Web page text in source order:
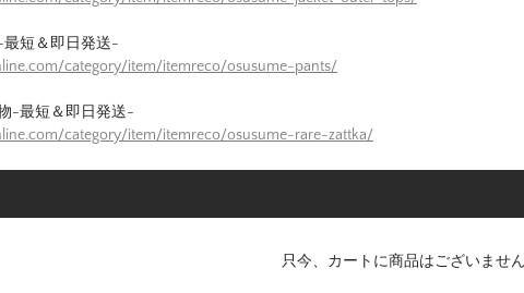
短＆即日発送-
category/item/itemreco/osusume-pants/
-最短＆即日発送-
category/item/itemreco/osusume-rare-zattka/
只今、カートに商品はございません